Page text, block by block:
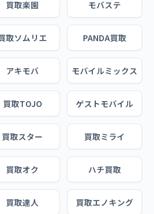
買取楽園 モバステ
取ソムリエ PANDA買取
アキモバ モバイルミックス
買取TOJO ゲストモバイル
買取スター 買取ミライ
買取オク ハチ買取
買取達人 買取エノキング